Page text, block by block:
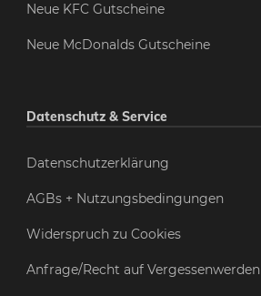
Neue KFC Gutscheine
Neue McDonalds Gutscheine
Datenschutz & Service
Datenschutzerklärung
AGBs + Nutzungsbedingungen
Widerspruch zu Cookies
Anfrage/Recht auf Vergessenwerden